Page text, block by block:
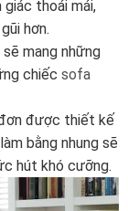
thoái mái,
hơn.
mang những
chiếc sofa
được thiết kế
bằng nhung sẽ
hút khó cưỡng.